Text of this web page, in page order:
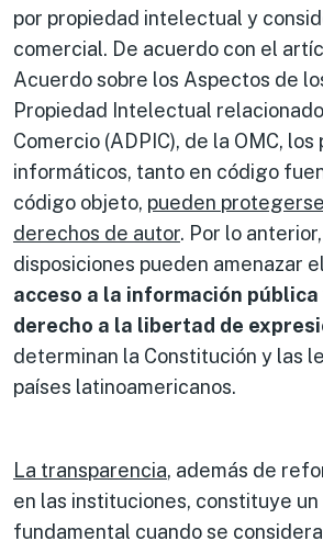
por propiedad intelectual y
comercial. De acuerdo con el
Acuerdo sobre los Aspectos de
Propiedad Intelectual
Comercio (ADPIC), de la OMC,
informáticos, tanto en código
código objeto, pueden
derechos de autor. Por lo
disposiciones pueden amenazar el
acceso a la información pública
derecho a la libertad de
determinan la Constitución y las
países latinoamericanos.
La transparencia, además de
en las instituciones, constituye
fundamental cuando se